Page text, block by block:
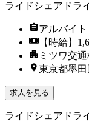
ライドシェアドラ
アルバイト
【時給】
ミツワ交
東京都墨田
求人を見る
ライドシェアドラ